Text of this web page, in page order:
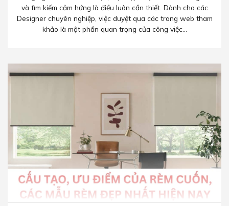
và tìm kiếm cảm hứng là điều luôn cần thiết. Dành cho các
Designer chuyên nghiệp, việc duyệt qua các trang web tham
khảo là một phần quan trọng của công việc...